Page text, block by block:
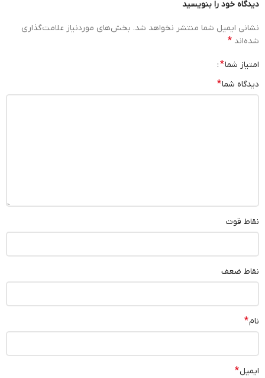
دیدگاه خود را بنویسید
نشانی ایمیل شما منتشر نخواهد شد. بخش‌های موردنیاز علامت‌گذاری
شده‌اند *
امتیاز شما*
دیدگاه شما*
نقاط قوت
نقاط ضعف
نام*
ایمیل*